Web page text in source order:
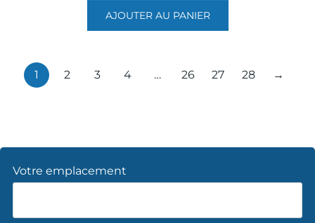
AJOUTER AU PANIER
1 2 3 4 … 26 27 28 →
Votre emplacement